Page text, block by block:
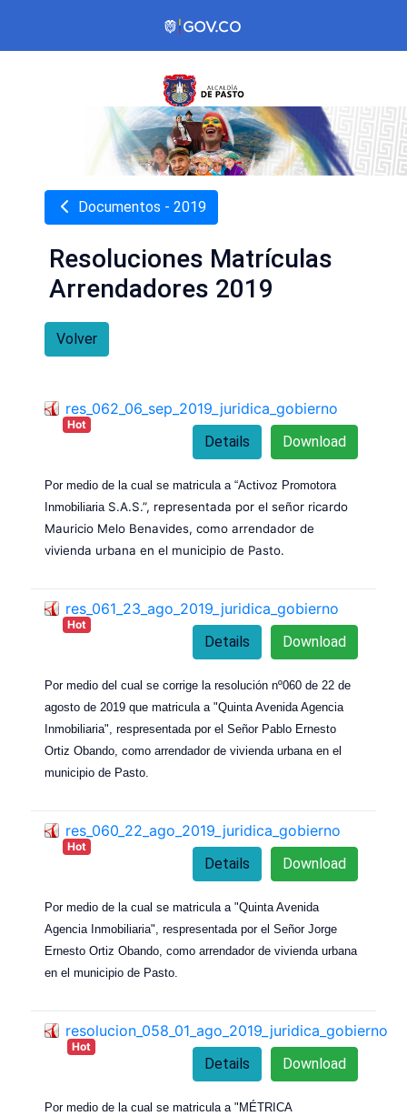
Documentos - 2019
Resoluciones Matrículas
Arrendadores 2019
Volver
res_062_06_sep_2019_juridica_gobierno
Hot
Download
Details
Por medio de la cual se matricula a “Activoz Promotora
InmobiliariaS.A.S.”, representada por el señor ricardo
Mauricio Melo Benavides, como arrendador de
vivienda urbana en el municipio de Pasto.
res_061_23_ago_2019_juridica_gobierno
Hot
Download
Details
Por medio del cual se corrige la resolución nº060 de 22 de
agosto de 2019 que matricula a "Quinta Avenida Agencia
Inmobiliaria", respresentada por el Señor Pablo Ernesto
Ortiz Obando, como arrendador de vivienda urbana en el
municipio de Pasto.
res_060_22_ago_2019_juridica_gobierno
Hot
Download
Details
Por medio de la cual se matricula a "Quinta Avenida
Agencia Inmobiliaria", respresentada por el Señor Jorge
Ernesto Ortiz Obando, como arrendador de vivienda urbana
en el municipio de Pasto.
resolucion_058_01_ago_2019_juridica_gobierno
Hot
Download
Details
Por medio de la cual se matricula a "MÉTRICA